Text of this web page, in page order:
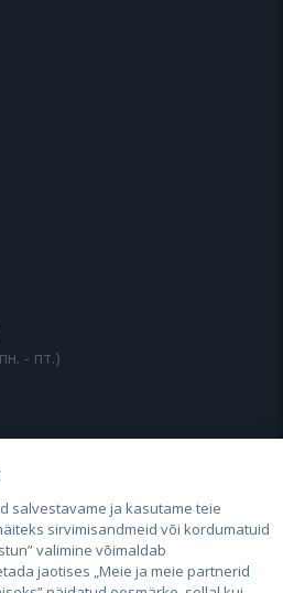
- пт.)
salvestavame ja kasutame teie
sirvimisandmeid või kordumatuid
valimine võimaldab
jaotises „Meie ja meie partnerid